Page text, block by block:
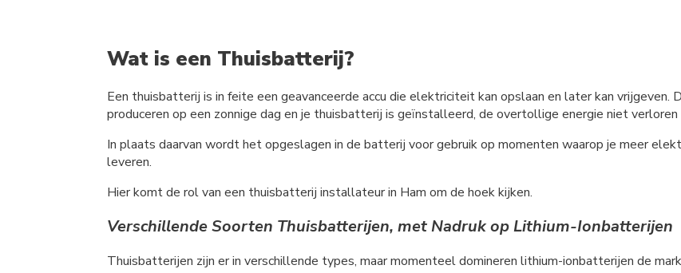
Wat is een Thuisbatterij?
Een thuisbatterij is in feite een geavanceerde accu die elektriciteit kan opslaan en later kan
produceren op een zonnige dag en je thuisbatterij is geïnstalleerd, de overtollige energie niet verloren
In plaats daarvan wordt het opgeslagen in de batterij voor gebruik op momenten waarop je meer
leveren.
Hier komt de rol van een thuisbatterij installateur in Ham om de hoek kijken.
Verschillende Soorten Thuisbatterijen, met Nadruk op Lithium-Ionbatterijen
Thuisbatterijen zijn er in verschillende types, maar momenteel domineren lithium-ionbatterijen de